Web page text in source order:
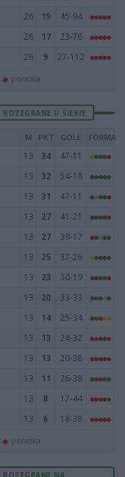
26 19
45-94
26 17
23-76
26 9 27-112
porażka
U SIEBIE
M PKT GOLE FORMA
13 34
47-11
13 32
54-18
13 31
47-11
13 27
41-21
13 27
39-17
13 25
37-26
13 23
30-19
13 20
33-33
13 14
25-34
13 13
24-32
13 13
20-38
13 11
26-38
13 8
17-44
13 6 18-38
porażka
ROZEGRANE NA